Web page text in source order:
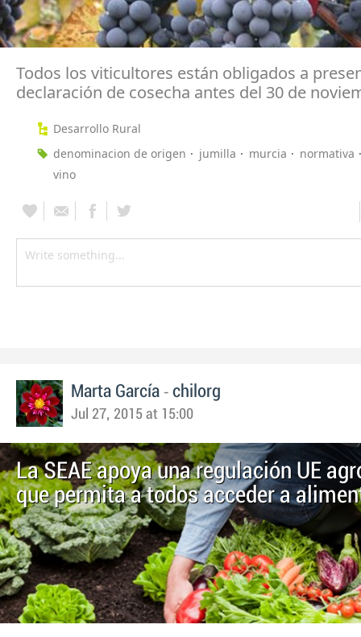
Todos los viticultores están obligados a
declaración de cosecha antes del 30 de
Desarrollo Rural
denominacion de origen
jumilla murcia
normativa
vino
Marta García - chilorg
Jul 27, 2015 at 15:00
La SEAE apoya una regulación UE
que permita a todos acceder a